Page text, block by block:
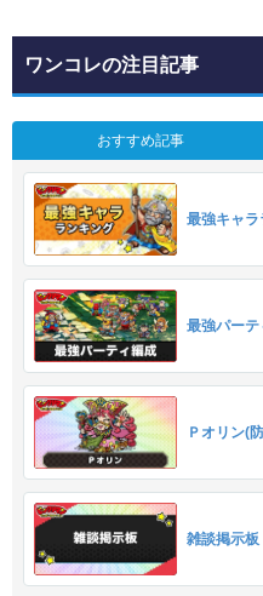
ワンコレの注目記事
おすすめ記事
最強キャ
最強パーテ
Ｐオリン(
雑談掲示板